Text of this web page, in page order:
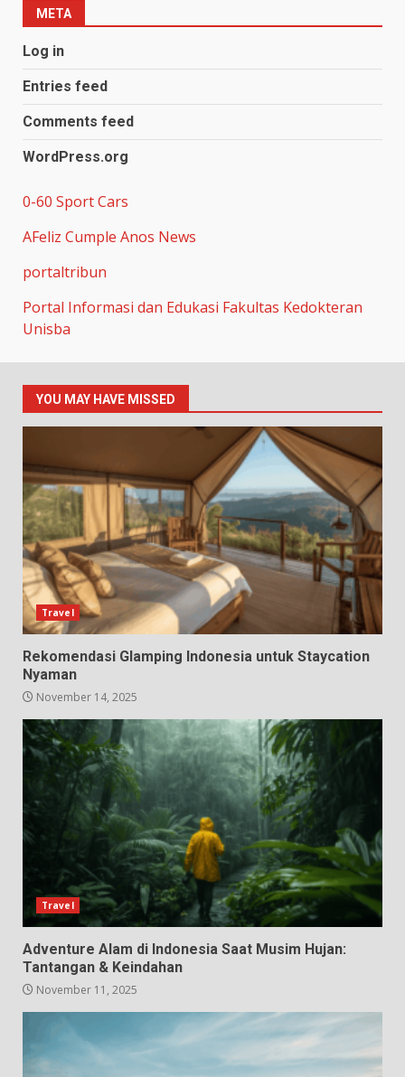
META
Log in
Entries feed
Comments feed
WordPress.org
0-60 Sport Cars
AFeliz Cumple Anos News
portaltribun
Portal Informasi dan Edukasi Fakultas Kedokteran
Unisba
YOU MAY HAVE MISSED
Travel
Rekomendasi Glamping Indonesia untuk Staycation
Nyaman
November 14, 2025
Travel
Adventure Alam di Indonesia Saat Musim Hujan:
Tantangan & Keindahan
November 11, 2025